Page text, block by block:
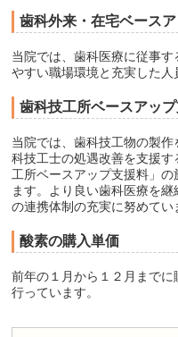
歯科外来・在宅ベース
当院では、歯科医療に従事
やすい職場環境と充実した人
歯科技工所ベースアッ
当院では、歯科技工物の製
科技工士の処遇改善を支援
工所ベースアップ支援料」
ます。より良い歯科医療を
の連携体制の充実に努めてい
酸素の購入単価
前年の１月から１２月まで
行っています。